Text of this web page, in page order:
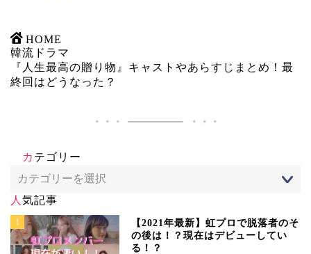
HOME
韓流ドラマ
『人生最高の贈り物』キャストやあらすじまとめ！最
終回はどうなった？
カテゴリー
人気記事
1
【2021年最新】虹プロで脱落者のそ
の後は！？現在はデビューしてい
る！？